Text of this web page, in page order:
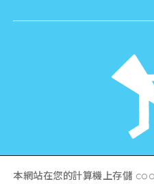
Hiroshima
本網站在您的計算機上存儲